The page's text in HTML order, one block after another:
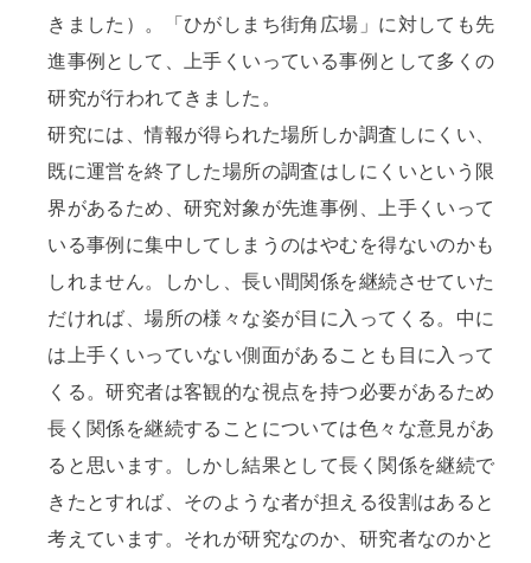
きました）。「ひがしまち街角広場」に対しても先
進事例として、上手くいっている事例として多くの
研究が行われてきました。
研究には、情報が得られた場所しか調査しにくい、
既に運営を終了した場所の調査はしにくいという限
界があるため、研究対象が先進事例、上手くいって
いる事例に集中してしまうのはやむを得ないのかも
しれません。しかし、長い間関係を継続させていた
だければ、場所の様々な姿が目に入ってくる。中に
は上手くいっていない側面があることも目に入って
くる。研究者は客観的な視点を持つ必要があるため
長く関係を継続することについては色々な意見があ
ると思います。しかし結果として長く関係を継続で
きたとすれば、そのような者が担える役割はあると
考えています。それが研究なのか、研究者なのかと